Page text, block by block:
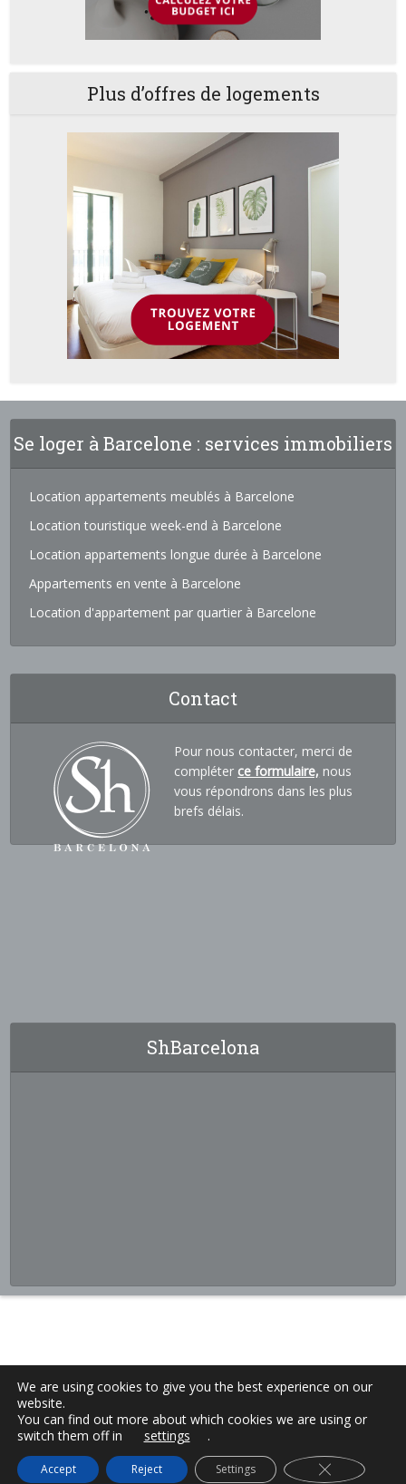
Plus d’offres de logements
Se loger à Barcelone : services immobiliers
Location appartements meublés à Barcelone
Location touristique week-end à Barcelone
Location appartements longue durée à Barcelone
Appartements en vente à Barcelone
Location d'appartement par quartier à Barcelone
Contact
Pour nous contacter, merci de
compléter ce formulaire, nous
vous répondrons dans les plus
brefs délais.
ShBarcelona
We are using cookies to give you the best experience on our
website.
You can find out more about which cookies we are using or
switch them off in
settings .
Accept Reject Settings Close GDPR